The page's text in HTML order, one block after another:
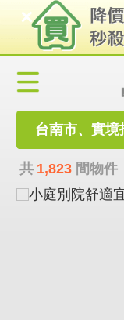
台南市、實境
共 1,823 間物件